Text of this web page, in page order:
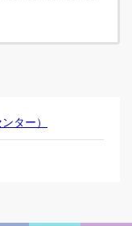
ター）